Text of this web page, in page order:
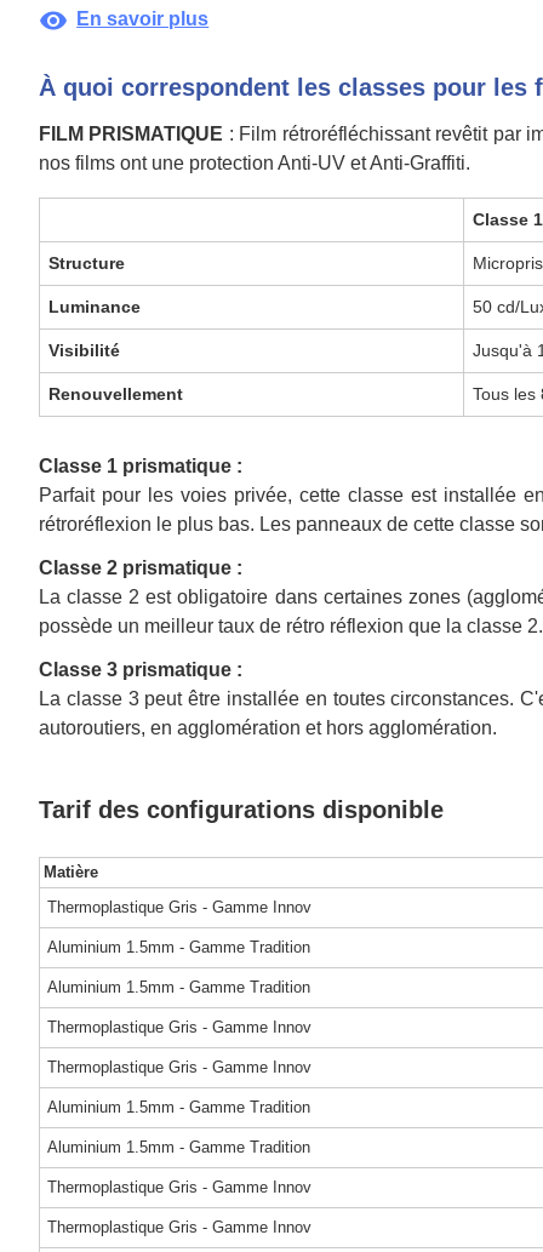
visibility En savoir plus
À quoi correspondent les classes pour les
FILM PRISMATIQUE : Film rétroréfléchissant revêtit par
nos films ont une protection Anti-UV et Anti-Graffiti.
Classe 1
Structure
Luminance 50 cd/
Visibilité Jusqu'à
Renouvellement Tous les
Classe 1 prismatique :
Parfait pour les voies privée, cette classe est installée
rétroréflexion le plus bas. Les panneaux de cette classe
Classe 2 prismatique :
La classe 2 est obligatoire dans certaines zones
possède un meilleur taux de rétro réflexion que la classe
Classe 3 prismatique :
La classe 3 peut être installée en toutes circonstances.
autoroutiers, en agglomération et hors agglomération.
Tarif des configurations disponible
Matière
Thermoplastique Gris - Gamme Innov
Aluminium 1.5mm - Gamme Tradition
Aluminium 1.5mm - Gamme Tradition
Thermoplastique Gris - Gamme Innov
Thermoplastique Gris - Gamme Innov
Aluminium 1.5mm - Gamme Tradition
Aluminium 1.5mm - Gamme Tradition
Thermoplastique Gris - Gamme Innov
Thermoplastique Gris - Gamme Innov